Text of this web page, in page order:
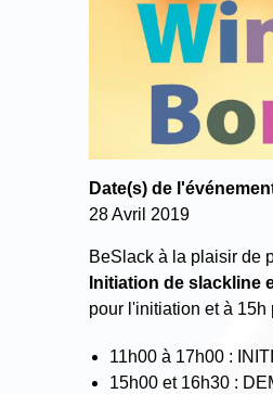
Date(s) de
28 Avril 2019
BeSlack à la plaisir de
Initiation de slackline
pour l'initiation et à
11h00 à 17h00 :
15h00 et 16h30 :